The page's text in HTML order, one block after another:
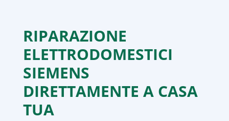
RIPARAZIONE
ELETTRODOMESTICI
SIEMENS
DIRETTAMENTE A CASA
TUA